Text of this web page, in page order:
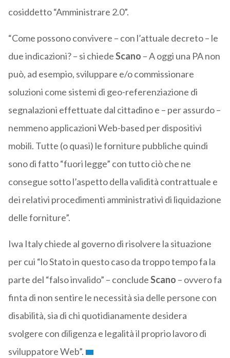
cosiddetto “Amministrare 2.0”.
“Come possono convivere – con l’attuale decreto – le
due indicazioni? – si chiedeScano – A oggi una PA non
può, ad esempio, sviluppare e/o commissionare
soluzioni come sistemi di geo-referenziazione di
segnalazioni effettuate dal cittadino e – per assurdo –
nemmeno applicazioni Web-based per dispositivi
mobili. Tutte (o quasi) le forniture pubbliche quindi
sono di fatto “fuori legge” con tutto ciò che ne
consegue sotto l’aspetto della validità contrattuale e
dei relativi procedimenti amministrativi di liquidazione
delle forniture”.
Iwa Italy chiede al governo di risolvere la situazione
per cui “lo Stato in questo caso da troppo tempo fa la
parte del “falso invalido” – concludeScano – ovvero fa
finta di non sentire le necessità sia delle persone con
disabilità, sia di chi quotidianamente desidera
svolgere con diligenza e legalità il proprio lavoro di
sviluppatore Web”.